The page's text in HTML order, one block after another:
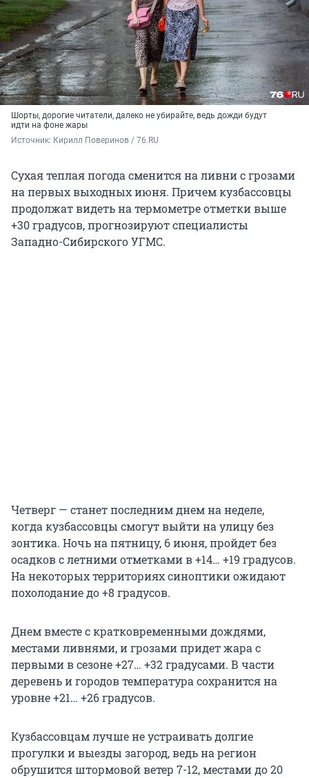
Шорты, дорогие читатели, далеко не убирайте, ведь дожди будут
идти на фоне жары
Источник: Кирилл Поверинов / 76.RU
Сухая теплая погода сменится на ливни с грозами
на первых выходных июня. Причем кузбассовцы
продолжат видеть на термометре отметки выше
+30 градусов, прогнозируют специалисты
Западно-Сибирского УГМС.
Четверг — станет последним днем на неделе,
когда кузбассовцы смогут выйти на улицу без
зонтика. Ночь на пятницу, 6 июня, пройдет без
осадков с летними отметками в +14… +19 градусов.
На некоторых территориях синоптики ожидают
похолодание до +8 градусов.
Днем вместе с кратковременными дождями,
местами ливнями, и грозами придет жара с
первыми в сезоне +27… +32 градусами. В части
деревень и городов температура сохранится на
уровне +21… +26 градусов.
Кузбассовцам лучше не устраивать долгие
прогулки и выезды загород, ведь на регион
обрушится штормовой ветер 7-12, местами до 20